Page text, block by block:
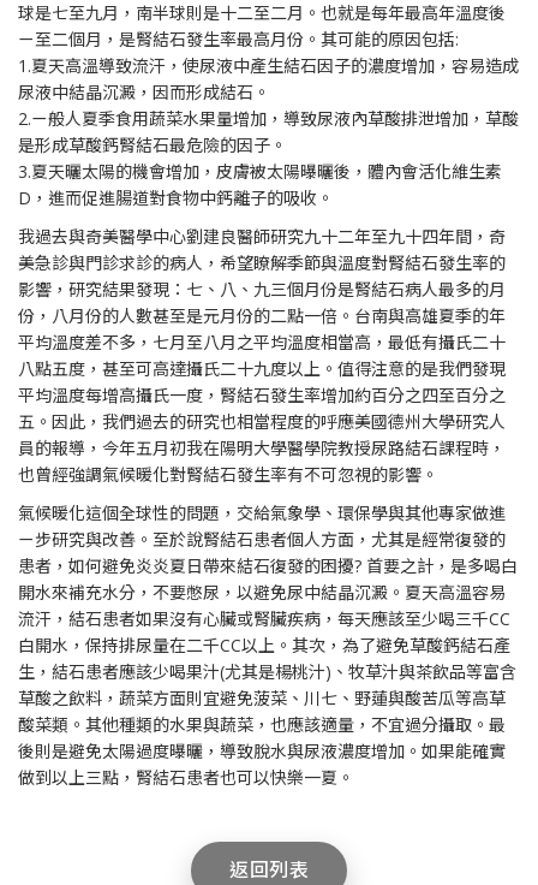
球是七至九月，南半球則是十二至二月。也就是每年最高年溫度後
ㄧ至二個月，是腎結石發生率最高月份。其可能的原因包括:
1.夏天高溫導致流汗，使尿液中產生結石因子的濃度增加，容易造成
尿液中結晶沉澱，因而形成結石。
2.ㄧ般人夏季食用蔬菜水果量增加，導致尿液內草酸排泄增加，草酸
是形成草酸鈣腎結石最危險的因子。
3.夏天曬太陽的機會增加，皮膚被太陽曝曬後，體內會活化維生素
D，進而促進腸道對食物中鈣離子的吸收。
我過去與奇美醫學中心劉建良醫師研究九十二年至九十四年間，奇
美急診與門診求診的病人，希望瞭解季節與溫度對腎結石發生率的
影響，研究結果發現：七、八、九三個月份是腎結石病人最多的月
份，八月份的人數甚至是元月份的二點一倍。台南與高雄夏季的年
平均溫度差不多，七月至八月之平均溫度相當高，最低有攝氏二十
八點五度，甚至可高達攝氏二十九度以上。值得注意的是我們發現
平均溫度每增高攝氏一度，腎結石發生率增加約百分之四至百分之
五。因此，我們過去的研究也相當程度的呼應美國德州大學研究人
員的報導，今年五月初我在陽明大學醫學院教授尿路結石課程時，
也曾經強調氣候暖化對腎結石發生率有不可忽視的影響。
氣候暖化這個全球性的問題，交給氣象學、環保學與其他專家做進
ㄧ步研究與改善。至於說腎結石患者個人方面，尤其是經常復發的
患者，如何避免炎炎夏日帶來結石復發的困擾? 首要之計，是多喝白
開水來補充水分，不要憋尿，以避免尿中結晶沉澱。夏天高溫容易
流汗，結石患者如果沒有心臟或腎臟疾病，每天應該至少喝三千CC
白開水，保持排尿量在二千CC以上。其次，為了避免草酸鈣結石產
生，結石患者應該少喝果汁(尤其是楊桃汁)、牧草汁與茶飲品等富含
草酸之飲料，蔬菜方面則宜避免菠菜、川七、野蓮與酸苦瓜等高草
酸菜類。其他種類的水果與蔬菜，也應該適量，不宜過分攝取。最
後則是避免太陽過度曝曬，導致脫水與尿液濃度增加。如果能確實
做到以上三點，腎結石患者也可以快樂一夏。
返回列表